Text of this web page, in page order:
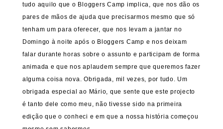
tudo aquilo que o Bloggers Camp implica, que nos dão os
pares de mãos de ajuda que precisarmos mesmo que só
tenham um para oferecer, que nos levam a jantar no
Domingo à noite após o Bloggers Camp e nos deixam
falar durante horas sobre o assunto e participam de forma
animada e que nos aplaudem sempre que queremos fazer
alguma coisa nova. Obrigada, mil vezes, por tudo. Um
obrigada especial ao Mário, que sente que este projecto
é tanto dele como meu, não tivesse sido na primeira
edição que o conheci e em que a nossa história começou